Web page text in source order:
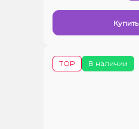
Купить
В наличии
TOP